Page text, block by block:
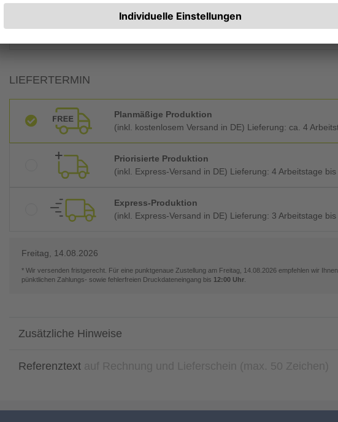
7% MwSt.
LIEFERTERMIN
Planmäßige Produktion
(inkl. kostenlosem Versand in DE) Lieferung: ca. 4
Priorisierte Produktion
(inkl. Express-Versand in DE) Lieferung: 4 Arbeitstage bis
Express-Produktion
(inkl. Express-Versand in DE) Lieferung: 3 Arbeitstage bis
Freitag, 14.08.2026
* Wir versenden fristgerecht. Für eine punktgenaue Zustellung am Freitag, 14.08.2026 empfehlen wir
pünktlichen Zahlungs- sowie fehlerfreien Druckdateneingang bis 12:00 Uhr
Zusätzliche Hinweise
Referenztext